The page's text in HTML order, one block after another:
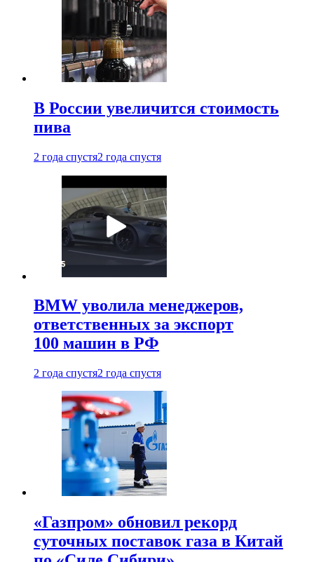
В России увеличится стоимость
пива
2 года спустя2 года спустя
BMW уволила менеджеров,
ответственных за экспорт
100 машин в РФ
2 года спустя2 года спустя
«Газпром» обновил рекорд
суточных поставок газа в Китай